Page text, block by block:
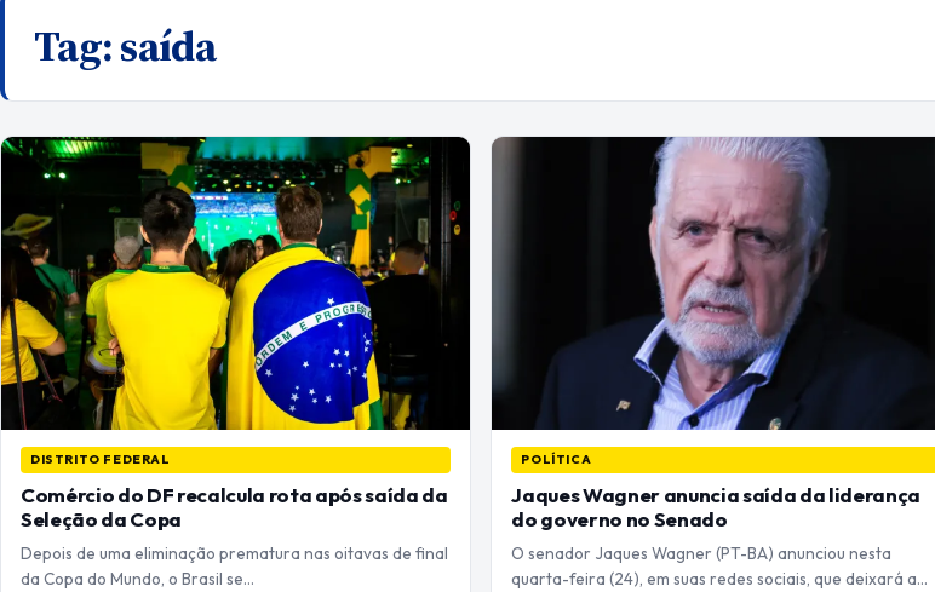
Tag:saída
DISTRITO FEDERAL
Comércio do DF recalcula rota após saída da
Seleção da Copa
Depois de uma eliminação prematura nas oitavas de final
da Copa do Mundo, o Brasil se…
POLÍTICA
Jaques Wagner anuncia saída da liderança
do governo no Senado
O senador Jaques Wagner (PT-BA) anunciou nesta
quarta-feira (24), em suas redes sociais, que deixará a…